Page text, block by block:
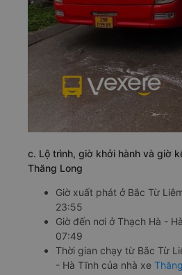
c. Lộ trình, giờ khởi hành và giờ
Thăng Long
Giờ xuất phát ở Bắc Từ
23:55
Giờ đến nơi ở Thạch Hà -
07:49
Thời gian chạy từ Bắc Từ
- Hà Tĩnh của nhà xe